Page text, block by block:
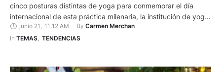
cinco posturas distintas de yoga para conmemorar el día
internacional de esta práctica milenaria, la institución de yoga
'Akshar Yoga' logró este viernes 21 de junuo de 2024 en la
India cinco récords Guinness, a la espera de otros dos que
junio 21 11:12 AM By Carmen Merchan
In TEMAS, TENDENCIAS